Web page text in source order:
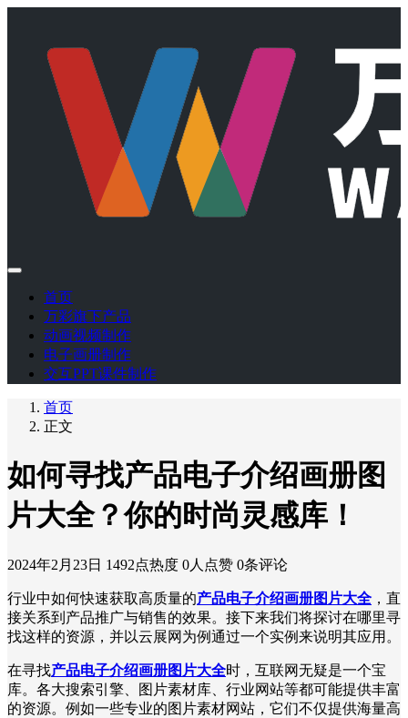
首页
万彩旗下产品
动画视频制作
电子画册制作
交互PPT课件制作
首页
正文
如何寻找产品电子介绍画册图
片大全？你的时尚灵感库！
2024年2月23日 1492点热度 0人点赞 0条评论
行业中如何快速获取高质量的产品电子介绍画册图片大全 ，直
接关系到产品推广与销售的效果。接下来我们将探讨在哪里寻
找这样的资源，并以云展网为例通过一个实例来说明其应用。
在寻找产品电子介绍画册图片大全时，互联网无疑是一个宝
库。各大搜索引擎、图片素材库、行业网站等都可能提供丰富
的资源。例如一些专业的图片素材网站，它们不仅提供海量高